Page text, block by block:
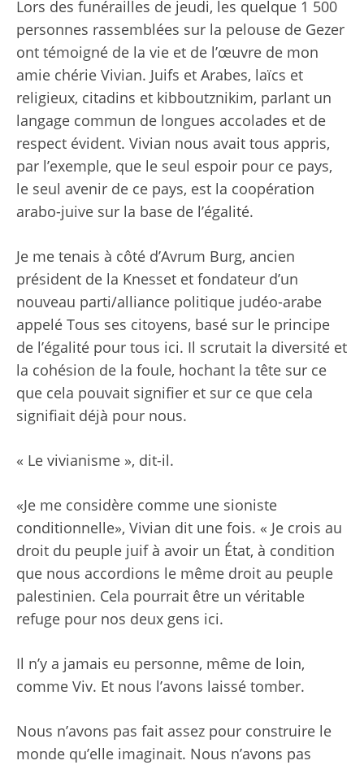
Lors des funérailles de jeudi, les quelque 1 500
personnes rassemblées sur la pelouse de Gezer
ont témoigné de la vie et de l’œuvre de mon
amie chérie Vivian. Juifs et Arabes, laïcs et
religieux, citadins et kibboutznikim, parlant un
langage commun de longues accolades et de
respect évident. Vivian nous avait tous appris,
par l’exemple, que le seul espoir pour ce pays,
le seul avenir de ce pays, est la coopération
arabo-juive sur la base de l’égalité.
Je me tenais à côté d’Avrum Burg, ancien
président de la Knesset et fondateur d’un
nouveau parti/alliance politique judéo-arabe
appelé Tous ses citoyens, basé sur le principe
de l’égalité pour tous ici. Il scrutait la diversité et
la cohésion de la foule, hochant la tête sur ce
que cela pouvait signifier et sur ce que cela
signifiait déjà pour nous.
« Le vivianisme », dit-il.
«Je me considère comme une sioniste
conditionnelle», Vivian dit une fois. « Je crois au
droit du peuple juif à avoir un État, à condition
que nous accordions le même droit au peuple
palestinien. Cela pourrait être un véritable
refuge pour nos deux gens ici.
Il n’y a jamais eu personne, même de loin,
comme Viv. Et nous l’avons laissé tomber.
Nous n’avons pas fait assez pour construire le
monde qu’elle imaginait. Nous n’avons pas